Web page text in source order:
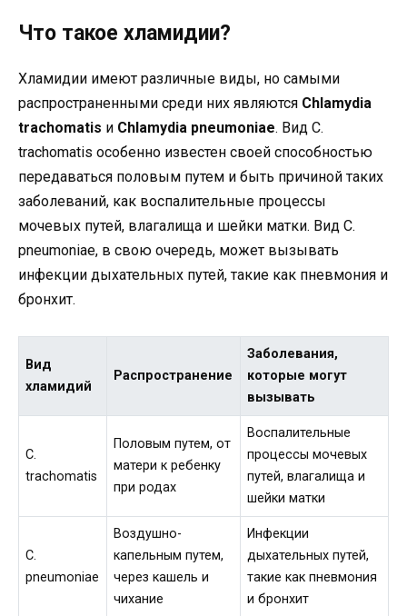
Что такое хламидии?
Хламидии имеют различные виды, но самыми
распространенными среди них являются Chlamydia
trachomatis и Chlamydia pneumoniae. Вид C.
trachomatis особенно известен своей способностью
передаваться половым путем и быть причиной таких
заболеваний, как воспалительные процессы
мочевых путей, влагалища и шейки матки. Вид C.
pneumoniae, в свою очередь, может вызывать
инфекции дыхательных путей, такие как пневмония и
бронхит.
Вид
хламидий
Распространение
Заболевания,
которые могут
вызывать
C.
trachomatis
Половым путем, от
матери к ребенку
при родах
Воспалительные
процессы мочевых
путей, влагалища и
шейки матки
C.
pneumoniae
Воздушно-
капельным путем,
через кашель и
чихание
Инфекции
дыхательных путей,
такие как пневмония
и бронхит